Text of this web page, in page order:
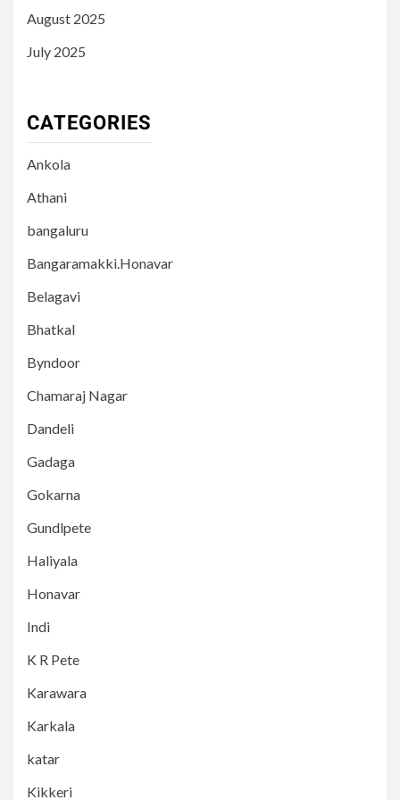
August 2025
July 2025
CATEGORIES
Ankola
Athani
bangaluru
Bangaramakki.Honavar
Belagavi
Bhatkal
Byndoor
Chamaraj Nagar
Dandeli
Gadaga
Gokarna
Gundlpete
Haliyala
Honavar
Indi
K R Pete
Karawara
Karkala
katar
Kikkeri